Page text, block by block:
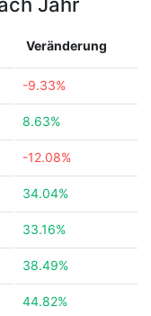
Veränderung
-9.33%
8.63%
-12.08%
34.04%
33.16%
38.49%
44.82%